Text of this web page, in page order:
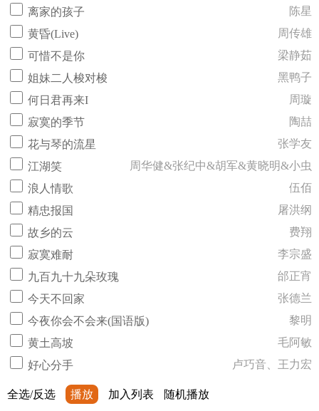
离家的孩子
陈星
黄昏(Live)
周传雄
可惜不是你
梁静茹
姐妹二人梭对梭
黑鸭子
何日君再来I
周璇
寂寞的季节
陶喆
花与琴的流星
张学友
江湖笑
周华健&张纪中&胡军&黄晓明&小虫
浪人情歌
伍佰
精忠报国
屠洪纲
故乡的云
费翔
寂寞难耐
李宗盛
九百九十九朵玫瑰
邰正宵
今天不回家
张德兰
今夜你会不会来(国语版)
黎明
黄土高坡
毛阿敏
好心分手
卢巧音、王力宏
全选/反选 播放 加入列表 随机播放